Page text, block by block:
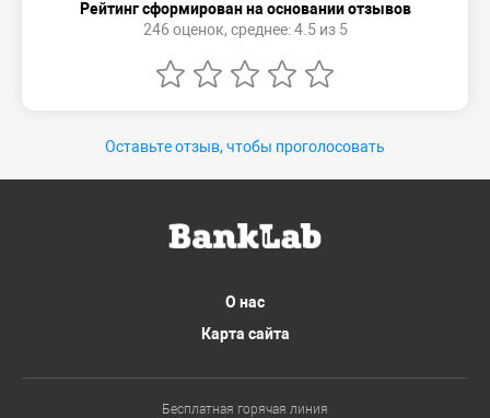
Рейтинг сформирован на основании отзывов
246 оценок, среднее: 4.5 из 5
Оставьте отзыв, чтобы проголосовать
О нас
Карта сайта
Бесплатная горячая линия